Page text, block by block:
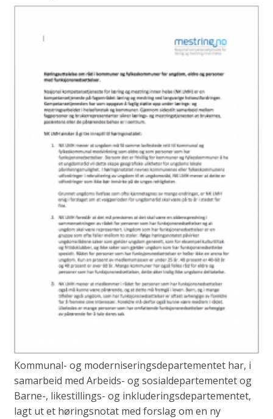
Kommunal- og moderniseringsdepartementet har, i
samarbeid med Arbeids- og sosialdepartementet og
Barne-, likestillings- og inkluderingsdepartementet,
lagt ut et høringsnotat med forslag om en ny